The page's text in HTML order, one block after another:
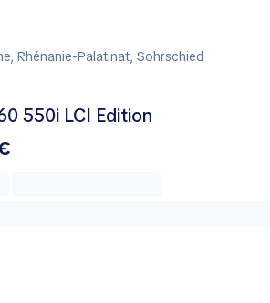
Rhénanie-Palatinat, Sohrschied
550i LCI Edition